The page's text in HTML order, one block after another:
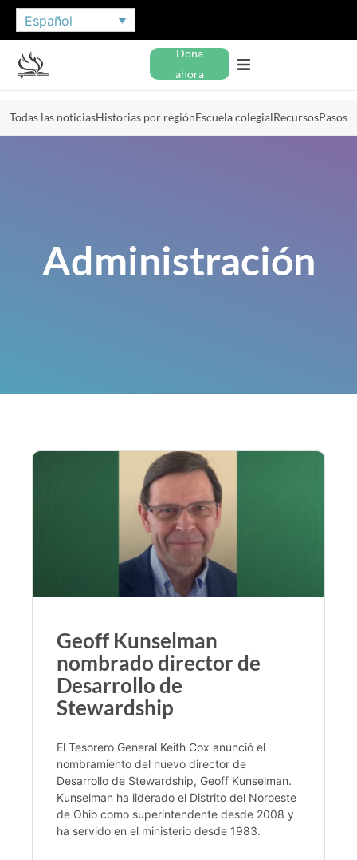
Español
Dona
ahora
Todas las noticiasHistorias por regiónEscuela colegialRecursosPasos
Administración
Geoff Kunselman
nombrado director de
Desarrollo de
Stewardship
El Tesorero General Keith Cox anunció el
nombramiento del nuevo director de
Desarrollo de Stewardship, Geoff Kunselman.
Kunselman ha liderado el Distrito del Noroeste
de Ohio como superintendente desde 2008 y
ha servido en el ministerio desde 1983.